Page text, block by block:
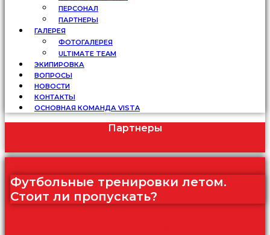
ПЕРСОНАЛ
ПАРТНЕРЫ
ГАЛЕРЕЯ
ФОТОГАЛЕРЕЯ
ULTIMATE TEAM
ЭКИПИРОВКА
ВОПРОСЫ
НОВОСТИ
КОНТАКТЫ
ОСНОВНАЯ КОМАНДА VISTA
Партнеры
Футбольные тренировки летом.
Стоит ли пропускать?